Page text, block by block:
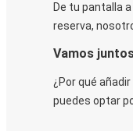
De tu pantalla
reserva,
Vamos
¿Por qué
puedes optar